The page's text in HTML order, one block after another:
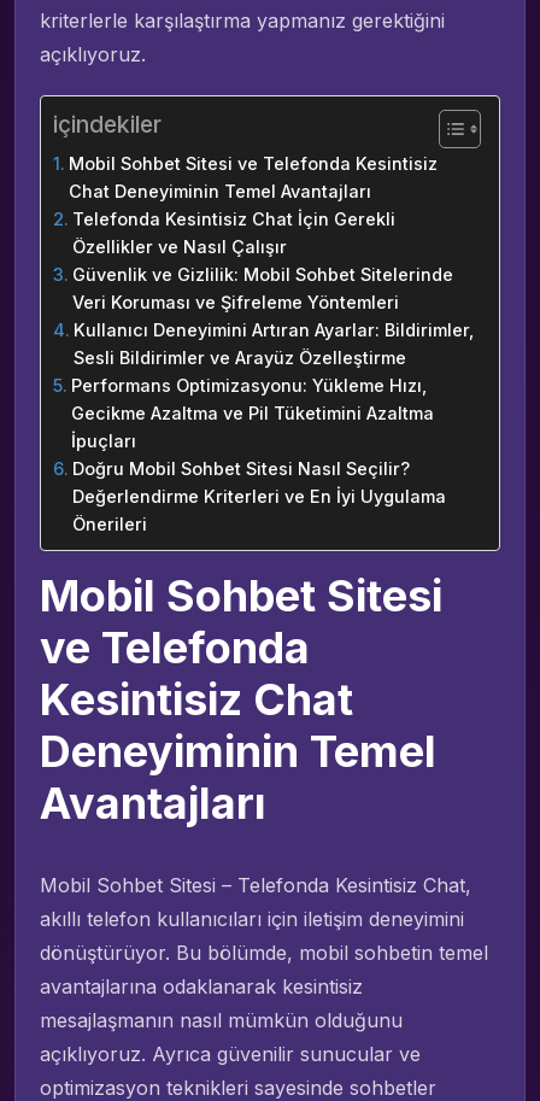
kriterlerle karşılaştırma yapmanız gerektiğini
açıklıyoruz.
içindekiler
Mobil Sohbet Sitesi ve Telefonda Kesintisiz
Chat Deneyiminin Temel Avantajları
Telefonda Kesintisiz Chat İçin Gerekli
Özellikler ve Nasıl Çalışır
Güvenlik ve Gizlilik: Mobil Sohbet Sitelerinde
Veri Koruması ve Şifreleme Yöntemleri
Kullanıcı Deneyimini Artıran Ayarlar: Bildirimler,
Sesli Bildirimler ve Arayüz Özelleştirme
Performans Optimizasyonu: Yükleme Hızı,
Gecikme Azaltma ve Pil Tüketimini Azaltma
İpuçları
Doğru Mobil Sohbet Sitesi Nasıl Seçilir?
Değerlendirme Kriterleri ve En İyi Uygulama
Önerileri
Mobil Sohbet Sitesi
ve Telefonda
Kesintisiz Chat
Deneyiminin Temel
Avantajları
Mobil Sohbet Sitesi – Telefonda Kesintisiz Chat,
akıllı telefon kullanıcıları için iletişim deneyimini
dönüştürüyor. Bu bölümde, mobil sohbetin temel
avantajlarına odaklanarak kesintisiz
mesajlaşmanın nasıl mümkün olduğunu
açıklıyoruz. Ayrıca güvenilir sunucular ve
optimizasyon teknikleri sayesinde sohbetler